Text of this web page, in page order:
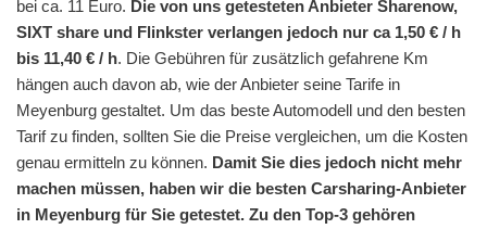
bei ca. 11 Euro. Die von uns getesteten Anbieter Sharenow,
SIXT share und Flinkster verlangen jedoch nur ca 1,50 € / h
bis 11,40 € / h. Die Gebühren für zusätzlich gefahrene Km
hängen auch davon ab, wie der Anbieter seine Tarife in
Meyenburg gestaltet. Um das beste Automodell und den besten
Tarif zu finden, sollten Sie die Preise vergleichen, um die Kosten
genau ermitteln zu können. Damit Sie dies jedoch nicht mehr
machen müssen, haben wir die besten Carsharing-Anbieter
in Meyenburg für Sie getestet. Zu den Top-3 gehören